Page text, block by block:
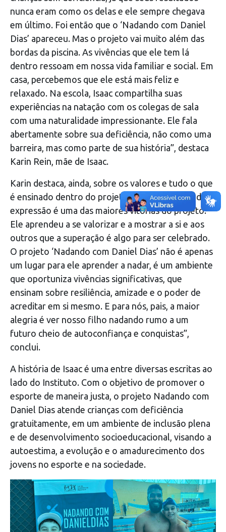
nunca eram como os delas e ele sempre chegava
em último. Foi então que o ‘Nadando com Daniel
Dias’ apareceu. Mas o projeto vai muito além das
bordas da piscina. As vivências que ele tem lá
dentro ressoam em nossa vida familiar e social. Em
casa, percebemos que ele está mais feliz e
relaxado. Na escola, Isaac compartilha suas
experiências na natação com os colegas de sala
com uma naturalidade impressionante. Ele fala
abertamente sobre sua deficiência, não como uma
barreira, mas como parte de sua história”, destaca
Karin Rein, mãe de Isaac.
Karin destaca, ainda, sobre os valores e tudo o que
é ensinado dentro do projeto. “Essa liberdade de
expressão é uma das maiores vitórias do projeto.
Ele aprendeu a se valorizar e a mostrar a si e aos
outros que a superação é algo para ser celebrado.
O projeto ‘Nadando com Daniel Dias’ não é apenas
um lugar para ele aprender a nadar, é um ambiente
que oportuniza vivências significativas, que
ensinam sobre resiliência, amizade e o poder de
acreditar em si mesmo. E para nós, pais, a maior
alegria é ver nosso filho nadando rumo a um
futuro cheio de autoconfiança e conquistas”,
conclui.
A história de Isaac é uma entre diversas escritas ao
lado do Instituto. Com o objetivo de promover o
esporte de maneira justa, o projeto Nadando com
Daniel Dias atende crianças com deficiência
gratuitamente, em um ambiente de inclusão plena
e de desenvolvimento socioeducacional, visando a
autoestima, a evolução e o amadurecimento dos
jovens no esporte e na sociedade.